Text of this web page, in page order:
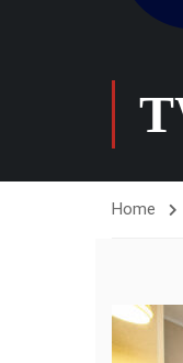
Home